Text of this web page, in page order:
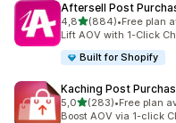
Aftersell Post
4,85 yıldız üzerinden
(884)
toplam 884•Free plan
Lift AOV with 1-Click
Built for Shopify
Kaching Post
5,05 yıldız üzerinden
(283)
toplam 283•Free plan
Boost AOV via 1-click